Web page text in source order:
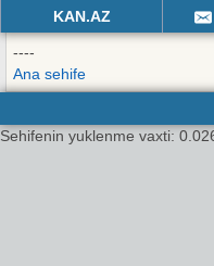
KAN.AZ
----
Ana sehife
Sehifenin yuklenme vaxti: